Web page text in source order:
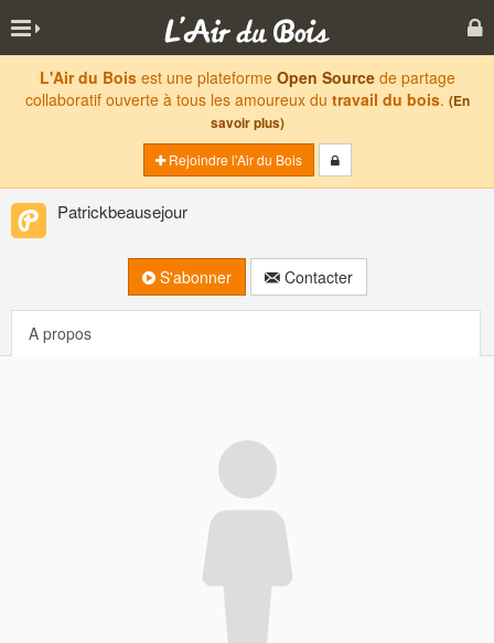
L'Air du Boisest une plateforme Open Sourcede partage
collaboratif ouverte à tous les amoureux du travail du bois. (En
savoir plus)
Rejoindre l'Air du Bois
Patrickbeausejour
S'abonner Contacter
A propos